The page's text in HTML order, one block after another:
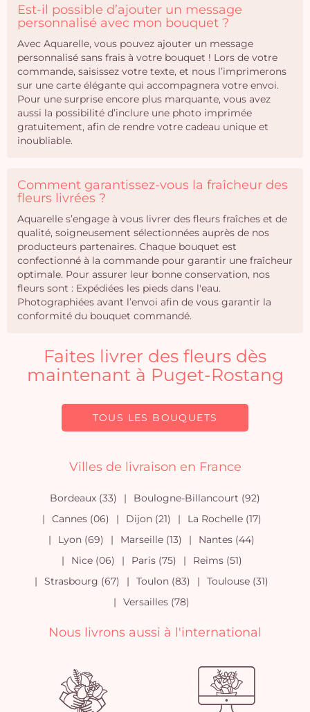
Est-il possible d’ajouter un message
personnalisé avec mon bouquet ?
Avec Aquarelle, vous pouvez ajouter un message
personnalisé sans frais à votre bouquet ! Lors de votre
commande, saisissez votre texte, et nous l’imprimerons
sur une carte élégante qui accompagnera votre envoi.
Pour une surprise encore plus marquante, vous avez
aussi la possibilité d’inclure une photo imprimée
gratuitement, afin de rendre votre cadeau unique et
inoubliable.
Comment garantissez-vous la fraîcheur des
fleurs livrées ?
Aquarelle s’engage à vous livrer des fleurs fraîches et de
qualité, soigneusement sélectionnées auprès de nos
producteurs partenaires. Chaque bouquet est
confectionné à la commande pour garantir une fraîcheur
optimale. Pour assurer leur bonne conservation, nos
fleurs sont : Expédiées les pieds dans l'eau.
Photographiées avant l’envoi afin de vous garantir la
conformité du bouquet commandé.
Faites livrer des fleurs dès
maintenant à Puget-Rostang
TOUS LES BOUQUETS
Villes de livraison en France
Bordeaux (33)
Boulogne-Billancourt (92)
Cannes (06)
Dijon (21)
La Rochelle (17)
Lyon (69)
Marseille (13)
Nantes (44)
Nice (06)
Paris (75)
Reims (51)
Strasbourg (67)
Toulon (83)
Toulouse (31)
Versailles (78)
Nous livrons aussi à l'international